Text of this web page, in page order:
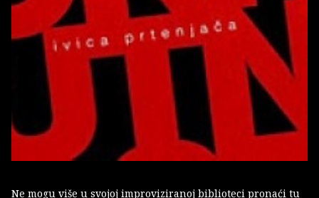
Ne mogu više u svojoj improviziranoj biblioteci pronaći tu